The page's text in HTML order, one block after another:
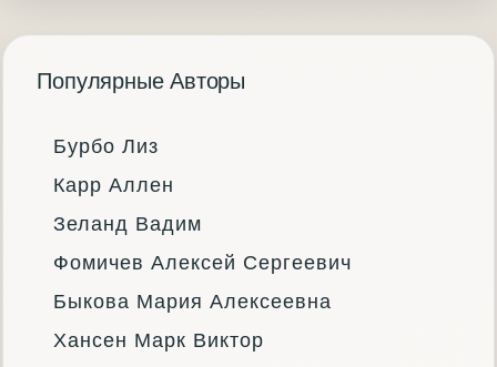
Популярные Авторы
Бурбо Лиз
Карр Аллен
Зеланд Вадим
Фомичев Алексей Сергеевич
Быкова Мария Алексеевна
Хансен Марк Виктор